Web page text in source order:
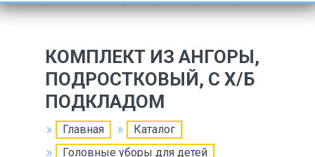
КОМПЛЕКТ ИЗ АНГОРЫ,
ПОДРОСТКОВЫЙ, C Х/Б
ПОДКЛАДОМ
Главная
Каталог
Головные уборы для детей